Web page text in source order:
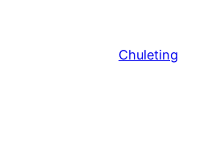
Chuleting